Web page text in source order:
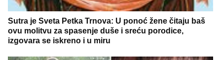
Sutra je Sveta Petka Trnova: U ponoć žene čitaju baš
ovu molitvu za spasenje duše i sreću porodice,
izgovara se iskreno i u miru